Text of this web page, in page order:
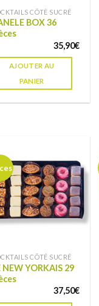
CÔTÉ SUCRÉ
BOX 36
35,90€
AJOUTER AU
PANIER
Ajouter
à ma
liste de
souhaits
CÔTÉ SUCRÉ
NEW YORKAIS 29
37,50€